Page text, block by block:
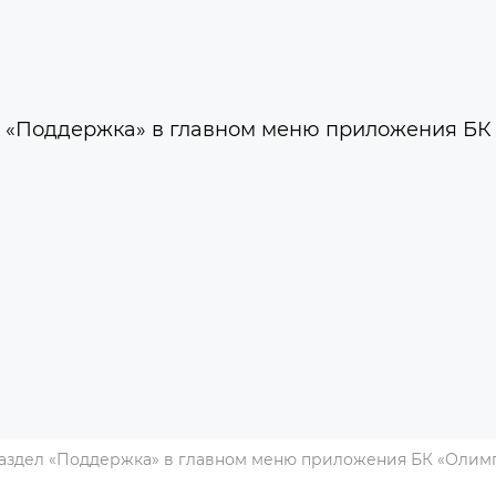
«Поддержка» в главном меню приложения БК